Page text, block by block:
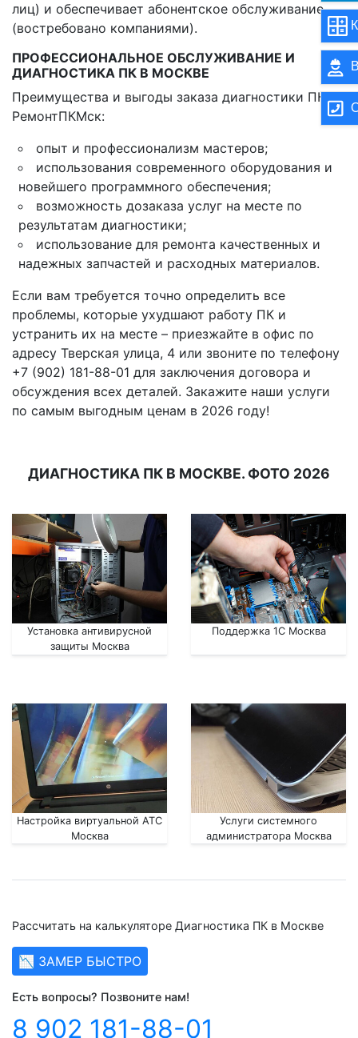
лиц) и обеспечивает абонентское обслуживание
(востребовано компаниями).
ПРОФЕССИОНАЛЬНОЕ ОБСЛУЖИВАНИЕ И
ДИАГНОСТИКА ПК В МОСКВЕ
Преимущества и выгоды заказа диагностики ПК в
РемонтПКМск:
опыт и профессионализм мастеров;
использования современного оборудования и
новейшего программного обеспечения;
возможность дозаказа услуг на месте по
результатам диагностики;
использование для ремонта качественных и
надежных запчастей и расходных материалов.
Если вам требуется точно определить все
проблемы, которые ухудшают работу ПК и
устранить их на месте – приезжайте в офис по
адресу Тверская улица, 4 или звоните по телефону
+7 (902) 181-88-01 для заключения договора и
обсуждения всех деталей. Закажите наши услуги
по самым выгодным ценам в 2026 году!
ДИАГНОСТИКА ПК В МОСКВЕ. ФОТО 2026
Установка антивирусной
защиты Москва
Поддержка 1С Москва
Настройка виртуальной АТС
Москва
Услуги системного
администратора Москва
Рассчитать на калькуляторе Диагностика ПК в Москве
📉 ЗАМЕР БЫСТРО
Есть вопросы? Позвоните нам!
8 902 181-88-01